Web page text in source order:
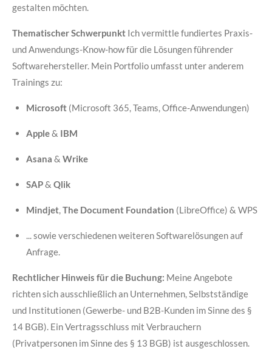
gestalten möchten.
Thematischer Schwerpunkt Ich vermittle fundiertes Praxis-
und Anwendungs-Know-how für die Lösungen führender
Softwarehersteller. Mein Portfolio umfasst unter anderem
Trainings zu:
Microsoft(Microsoft 365, Teams, Office-Anwendungen)
Apple& IBM
Asana & Wrike
SAP& Qlik
Mindjet,The Document Foundation (LibreOffice) & WPS
... sowie verschiedenen weiteren Softwarelösungen auf
Anfrage.
Rechtlicher Hinweis für die Buchung: Meine Angebote
richten sich ausschließlich an Unternehmen, Selbstständige
und Institutionen (Gewerbe- und B2B-Kunden im Sinne des §
14 BGB). Ein Vertragsschluss mit Verbrauchern
(Privatpersonen im Sinne des § 13 BGB) ist ausgeschlossen.